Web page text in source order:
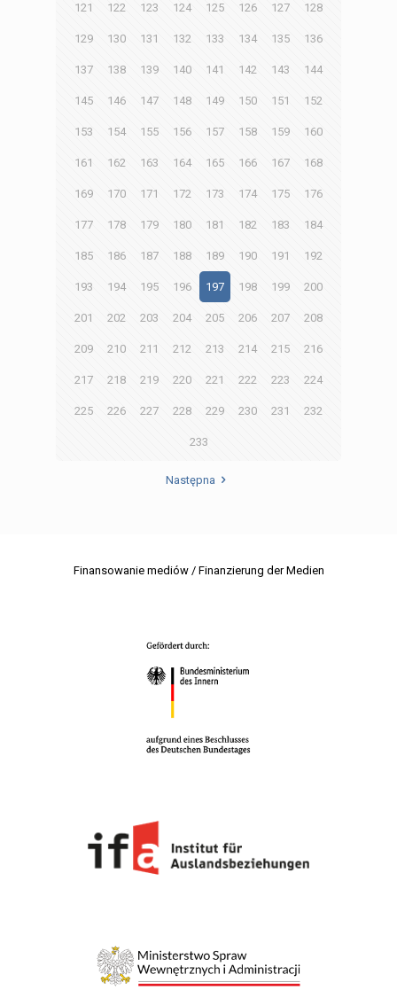
121 122 123 124 125 126 127 128
129 130 131 132 133 134 135 136
137 138 139 140 141 142 143 144
145 146 147 148 149 150 151 152
153 154 155 156 157 158 159 160
161 162 163 164 165 166 167 168
169 170 171 172 173 174 175 176
177 178 179 180 181 182 183 184
185 186 187 188 189 190 191 192
193 194 195 196 197 198 199 200
201 202 203 204 205 206 207 208
209 210 211 212 213 214 215 216
217 218 219 220 221 222 223 224
225 226 227 228 229 230 231 232
233
Następna
Finansowanie mediów / Finanzierung der Medien